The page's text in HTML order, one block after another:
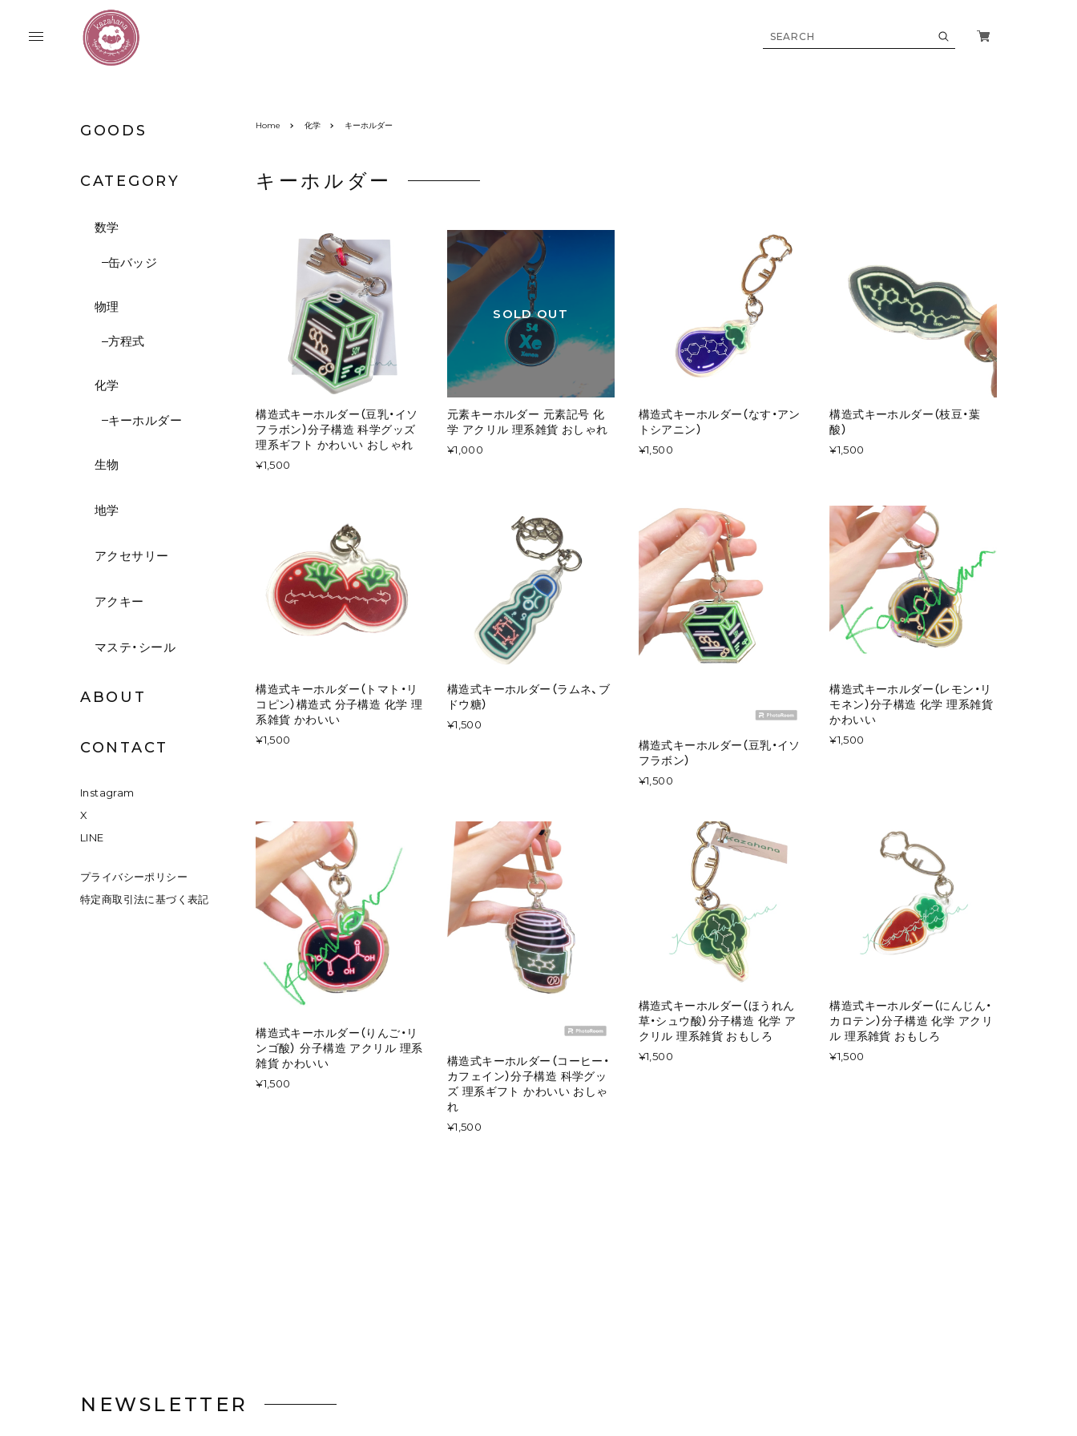
GOODS
CATEGORY
数学
缶バッジ
物理
方程式
化学
キーホルダー
生物
地学
アクセサリー
アクキー
マステ・シール
ABOUT
CONTACT
Instagram
X
LINE
プライバシーポリシー
特定商取引法に基づく表記
Home 化学 キーホルダー
キーホルダー
構造式キーホルダー（豆乳・イソ
フラボン）分子構造 科学グッズ
理系ギフト かわいい おしゃれ
¥1,500
SOLD OUT
元素キーホルダー 元素記号 化
学 アクリル 理系雑貨 おしゃれ
¥1,000
構造式キーホルダー（なす・アン
トシアニン）
¥1,500
構造式キーホルダー（枝豆・葉
酸）
¥1,500
構造式キーホルダー（トマト・リ
コピン）構造式 分子構造 化学 理
系雑貨 かわいい
¥1,500
構造式キーホルダー（ラムネ、ブ
ドウ糖）
¥1,500
構造式キーホルダー（豆乳・イソ
フラボン）
¥1,500
構造式キーホルダー（レモン・リ
モネン）分子構造 化学 理系雑貨
かわいい
¥1,500
構造式キーホルダー（りんご・リ
ンゴ酸） 分子構造 アクリル 理系
雑貨 かわいい
¥1,500
構造式キーホルダー（コーヒー・
カフェイン）分子構造 科学グッ
ズ 理系ギフト かわいい おしゃ
れ
¥1,500
構造式キーホルダー（ほうれん
草・シュウ酸）分子構造 化学 ア
クリル 理系雑貨 おもしろ
¥1,500
構造式キーホルダー（にんじん・
カロテン）分子構造 化学 アクリ
ル 理系雑貨 おもしろ
¥1,500
NEWSLETTER